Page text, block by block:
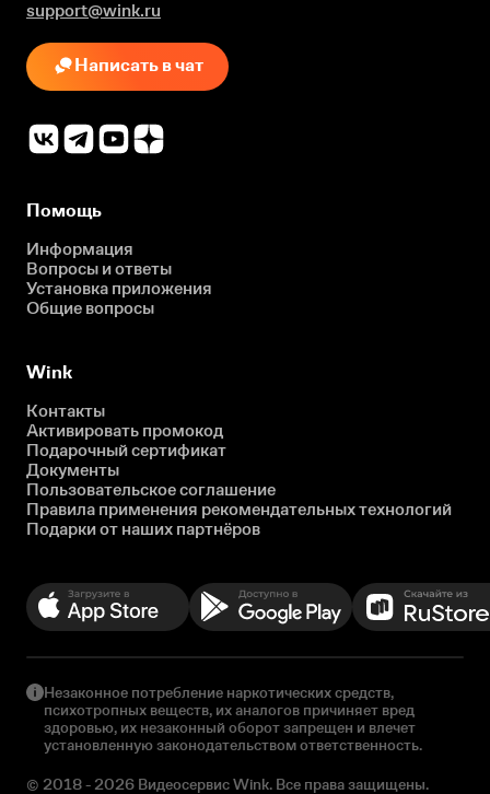
support@wink.ru
Написать в чат
Помощь
Информация
Вопросы и ответы
Установка приложения
Общие вопросы
Wink
Контакты
Активировать промокод
Подарочный сертификат
Документы
Пользовательское соглашение
Правила применения рекомендательных технологий
Подарки от наших партнёров
Незаконное потребление наркотических средств,
психотропных веществ, их аналогов причиняет вред
здоровью, их незаконный оборот запрещен и влечет
установленную законодательством ответственность.
© 2018 - 2026 Видеосервис Wink. Все права защищены.